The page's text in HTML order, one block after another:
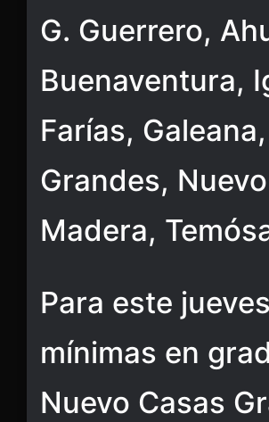
G. Guerrero,
Buenaventura,
Farías,
Grandes,
Madera,
Para este
mínimas en
Nuevo Casas